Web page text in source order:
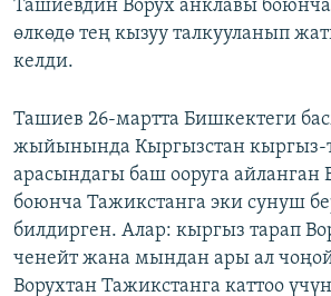
Ташиевдин Ворух анклавы боюнча
өлкөдө тең кызуу талкууланып
келди.
Ташиев 26-мартта Бишкектеги
жыйынында Кыргызстан кыргыз-
арасындагы баш ооруга айланган
боюнча Тажикстанга эки сунуш
билдирген. Алар: кыргыз тарап
ченейт жана мындан ары ал
Ворухтан Тажикстанга каттоо